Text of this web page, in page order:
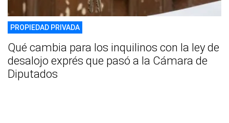
PROPIEDAD PRIVADA
Qué cambia para los inquilinos con la ley de
desalojo exprés que pasó a la Cámara de
Diputados